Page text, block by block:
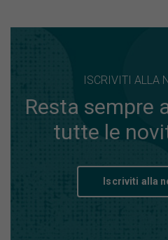
ISCRIVITI ALLA
Resta sempre
tutte le
Iscriviti alla